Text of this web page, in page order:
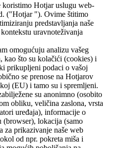
koristimo Hotjar uslugu web-
("Hotjar "). Ovime štitimo
predstavljanja naše
uravnoteživanja
omogućuju analizu vašeg
kao što su kolačići (cookies) i
prikupljeni podaci o vašoj
se prenose na Hotjarov
(EU) i tamo su i spremljeni.
su anonimno (osobito
obliku, veličina zaslona, ​​vrsta
uređaja), informacije o
(browser), lokacija (samo
za prikazivanje naše web
od npr. pokreta miša i